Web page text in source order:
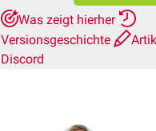
Was zeigt hierher
Versionsgeschichte
Discord